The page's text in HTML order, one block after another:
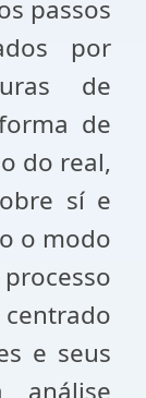
passos
por
de
de
do real,
sí e
o modo
e seus
análise